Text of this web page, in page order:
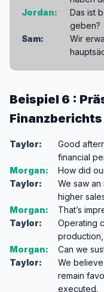
Jordan:
Das ist
geben?
Sam:
Wir
Beispiel 6 :
Finanzberichts
Taylor:
Good
financial
Morgan:
How did
Taylor:
We saw
higher
Morgan:
That’s
Taylor:
Operating
Morgan:
Can we
Taylor:
We
remain
executed.